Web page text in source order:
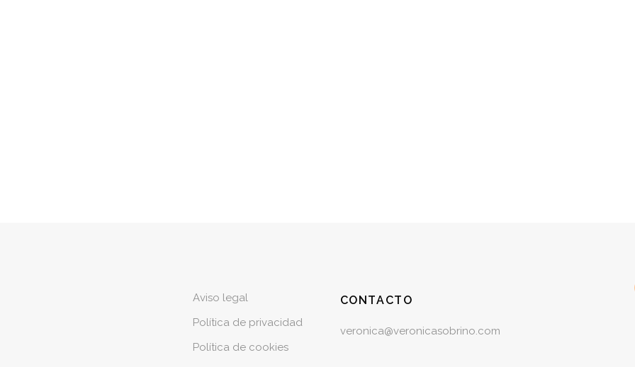
Aviso legal
Política de privacidad
Política de cookies
CONTACTO
veronica@veronicasobrino.com